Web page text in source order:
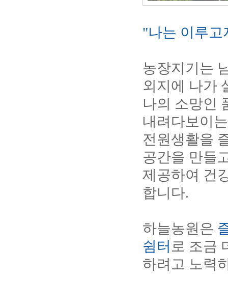
"나는 이루고
농장지기는
외지에 나가
나의 소망인
내려다보이
전원생활을
공간을 만들
제공하여 건
합니다.
하늘농원은
쉼터 로 조금
하려고 노력